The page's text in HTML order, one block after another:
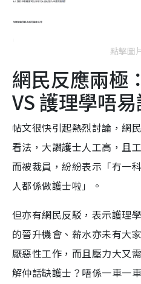
點擊圖
網民反應兩極
VS 護理學唔
帖文很快引起熱烈討論，網
看法，大讚護士人工高，且
而被裁員，紛紛表示「冇一
人都係做護士啦」。
但亦有網民反駁，表示護理
的晉升機會、薪水亦未有大
厭惡性工作，而且壓力大又
解仲話缺護士？唔係一車一